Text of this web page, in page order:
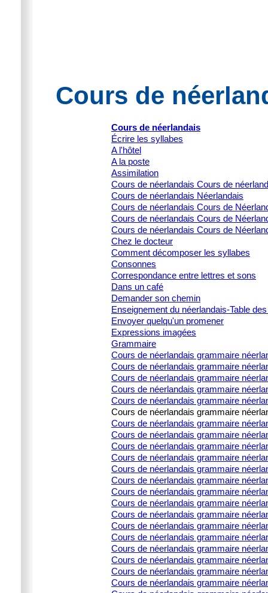
Cours de
Cours de néerlandais
Écrire les syllabes
A l'hôtel
A la poste
Assimilation
Cours de néerlandais Cours de
Cours de néerlandais Néerlandais
Cours de néerlandais Cours de
Cours de néerlandais Cours de
Cours de néerlandais Cours de
Chez le docteur
Comment décomposer les syllabes
Consonnes
Correspondance entre lettres et sons
Dans un café
Demander son chemin
Enseignement du néerlandais-Table
Envoyer quelqu'un promener
Expressions imagées
Grammaire
Cours de néerlandais grammaire
Cours de néerlandais grammaire
Cours de néerlandais grammaire
Cours de néerlandais grammaire
Cours de néerlandais grammaire
Cours de néerlandais grammaire
Cours de néerlandais grammaire
Cours de néerlandais grammaire
Cours de néerlandais grammaire
Cours de néerlandais grammaire
Cours de néerlandais grammaire
Cours de néerlandais grammaire
Cours de néerlandais grammaire
Cours de néerlandais grammaire
Cours de néerlandais grammaire
Cours de néerlandais grammaire
Cours de néerlandais grammaire
Cours de néerlandais grammaire
Cours de néerlandais grammaire
Cours de néerlandais grammaire
Cours de néerlandais grammaire